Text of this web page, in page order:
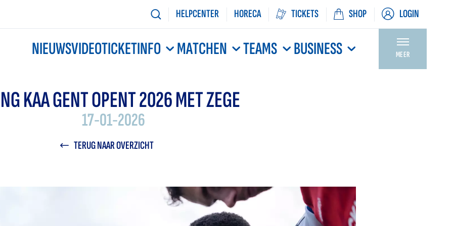
HELPCENTER HORECA TICKETS SHOP LOGIN
NIEUWSVIDEOTICKETINFO MATCHEN TEAMS BUSINESS MEER
KAA GENT OPENT 2026 MET ZEGE
17-01-2026
TERUG NAAR OVERZICHT